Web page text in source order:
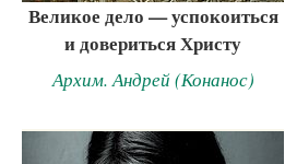
Великое дело — успокоиться
и довериться Христу
Архим. Андрей (Конанос)